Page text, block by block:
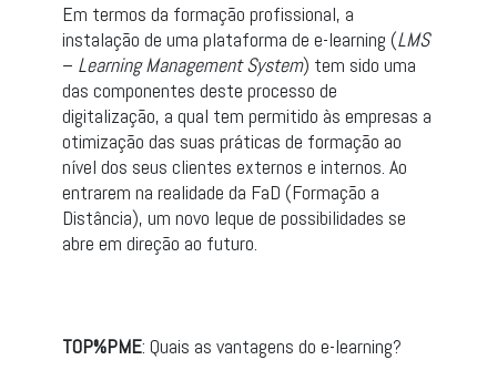
Em termos da formação profissional, a
instalação de uma plataforma de e-learning (LMS
– Learning Management System) tem sido uma
das componentes deste processo de
digitalização, a qual tem permitido às empresas a
otimização das suas práticas de formação ao
nível dos seus clientes externos e internos. Ao
entrarem na realidade da FaD (Formação a
Distância), um novo leque de possibilidades se
abre em direção ao futuro.
TOP%PME: Quais as vantagens do e-learning?